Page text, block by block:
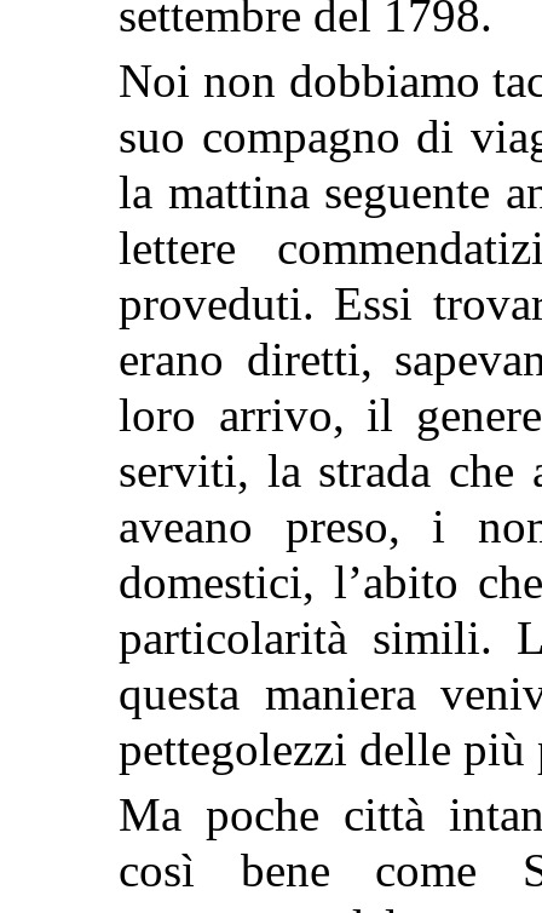
settembre del 1798.
Noi non dobbiamo
suo compagno di
la mattina seguente
lettere
proveduti. Essi
erano diretti,
loro arrivo, il
serviti, la strada che
aveano preso, i
domestici, l’abito
particolarità simili.
questa maniera
pettegolezzi delle
Ma poche città
così bene come